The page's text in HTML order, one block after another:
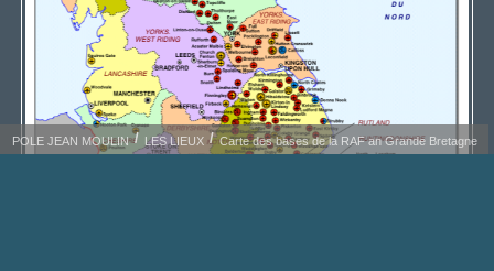
POLE JEAN MOULIN LES LIEUX Carte des bases de la RAF an Grande Bretagne